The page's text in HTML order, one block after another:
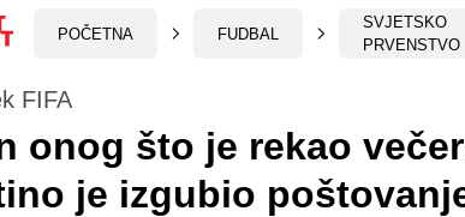
POČETNA FUDBAL
SVJETSKO
PRVENSTVO
FIFA
onog što je rekao
je izgubio